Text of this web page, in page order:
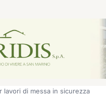
lavori di messa in sicurezza